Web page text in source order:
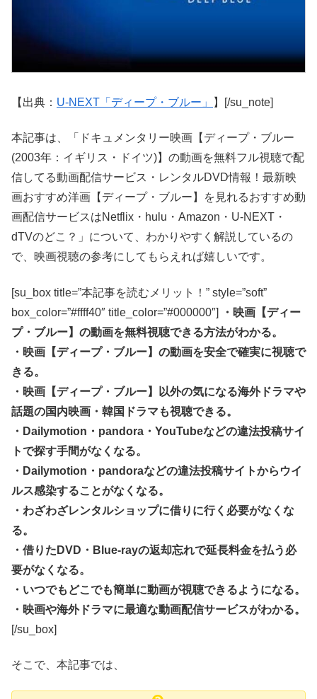
【出典： U-NEXT「ディープ・ブルー」 】[/su_note]
本記事は、「ドキュメンタリー映画【ディープ・ブルー
(2003年：イギリス・ドイツ)】の動画を無料フル視聴で配
信してる動画配信サービス・レンタルDVD情報！最新映
画おすすめ洋画【ディープ・ブルー】を見れるおすすめ動
画配信サービスはNetflix・hulu・Amazon・U-NEXT・
dTVのどこ？」について、わかりやすく解説しているの
で、映画視聴の参考にしてもらえれば嬉しいです。
[su_box title=”本記事を読むメリット！” style=”soft”
box_color=”#ffff40″ title_color=”#000000″]
・映画【ディー
プ・ブルー】の動画を無料視聴できる方法がわかる。
・映画【ディープ・ブルー】の動画を安全で確実に視聴で
きる。
・映画【ディープ・ブルー】以外の気になる海外ドラマや
話題の国内映画・韓国ドラマも視聴できる。
・Dailymotion・pandora・YouTubeなどの違法投稿サイ
トで探す手間がなくなる。
・Dailymotion・pandoraなどの違法投稿サイトからウイ
ルス感染することがなくなる。
・わざわざレンタルショップに借りに行く必要がなくな
る。
・借りたDVD・Blue-rayの返却忘れで延長料金を払う必
要がなくなる。
・いつでもどこでも簡単に動画が視聴できるようになる。
・映画や海外ドラマに最適な動画配信サービスがわかる。
[/su_box]
そこで、本記事では、